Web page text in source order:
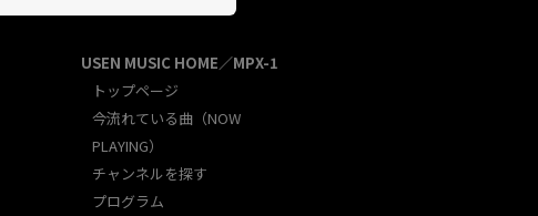
USEN MUSIC HOME／MPX-1
トップページ
今流れている曲（NOW
PLAYING）
チャンネルを探す
プログラム